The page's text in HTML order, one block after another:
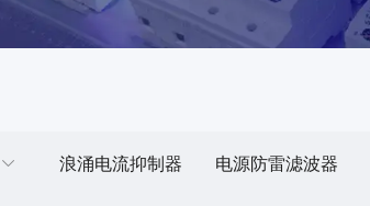
浪涌电流抑制器 电源防雷滤波器